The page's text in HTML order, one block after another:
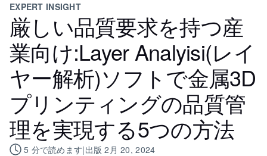
EXPERT INSIGHT
厳しい品質要求を持つ産
業向け:Layer Analyisi(レイ
ヤー解析)ソフトで金属3D
プリンティングの品質管
理を実現する5つの方法
5 分で読めます|出版 2月 20, 2024